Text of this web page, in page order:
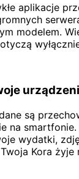
listy zakupów.
aplikacje
modelem.
są
na
wydatki,
Kora żyje